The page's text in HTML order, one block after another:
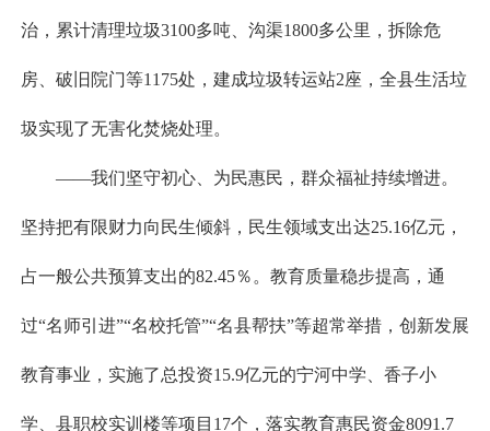
治，累计清理垃圾3100多吨、沟渠1800多公里，拆除危
房、破旧院门等1175处，建成垃圾转运站2座，全县生活垃
圾实现了无害化焚烧处理。
——我们坚守初心、为民惠民，群众福祉持续增进。
坚持把有限财力向民生倾斜，民生领域支出达25.16亿元，
占一般公共预算支出的82.45％。教育质量稳步提高，通
过“名师引进”“名校托管”“名县帮扶”等超常举措，创新发展
教育事业，实施了总投资15.9亿元的宁河中学、香子小
学、县职校实训楼等项目17个，落实教育惠民资金8091.7